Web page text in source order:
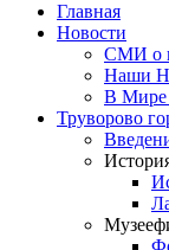
Главная
Новости
СМИ о
Наши
В Мире
Труворово